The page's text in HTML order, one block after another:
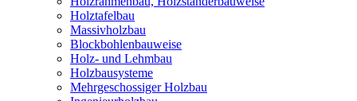
Holztafelbau
Massivholzbau
Blockbohlenbauweise
Holz- und Lehmbau
Holzbausysteme
Mehrgeschossiger Holzbau